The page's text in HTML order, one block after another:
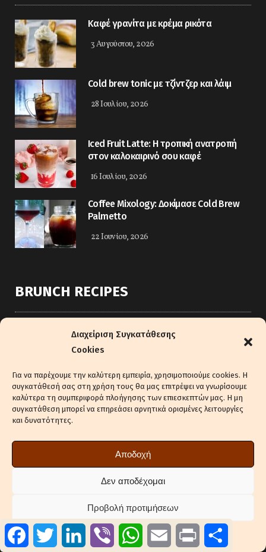
Διαχείριση Συγκατάθεσης
Cookies
Για να παρέχουμε την καλύτερη εμπειρία, χρησιμοποιούμε cookies. Η
συγκατάθεσή σας στη χρήση τους θα μας επιτρέψει να γνωρίσουμε
καλύτερα τη συμπεριφορά πλοήγησης των επιεσκεπτών μας. Η μη
συγκατάθεση μπορεί να επηρεάσει αρνητικά ορισμένες λειτουργίες
και δυνατότητες.
Αποδοχή
Δεν αποδέχομαι
Προβολή προτιμήσεων
Πολιτική CookiesΠολιτική Απορρήτου
Kαφέ γρανίτα με κρέμα ρικότα
3 Αυγούστου, 2026
Cold brew tonic με τζίντζερ και λάιμ
28 Ιουλίου, 2026
Iced Fruit Latte: Η τροπική ανατροπή
στον καλοκαιρινό σου καφέ
16 Ιουλίου, 2026
Coffee Mixology: Δοκίμασε Cold Brew
Palmetto
22 Ιουνίου, 2026
BRUNCH RECIPES
Ρολάκια με φιστικοβούτυρο
29 Ιουλίου, 2026
Σάντουιτς με brie και φράουλες
24 Ιουλίου, 2026
Coffee cheesecake
15 Ιουλίου, 2026
EQUIPMENT
FacebookTwitter LinkedInViber WhatsApp
Email Print